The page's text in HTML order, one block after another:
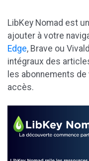
LibKey Nomad est
ajouter à votre
Edge, Brave ou
intégraux des
les abonnements
accès.